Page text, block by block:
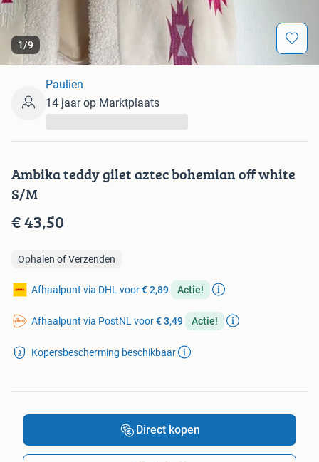
1/9
Ambika teddy gilet aztec bohemian off white
S/M
€ 43,50
Ophalen of Verzenden
Afhaalpunt via DHL voor€ 2,89 Actie!
Afhaalpunt via PostNL voor€ 3,49 Actie!
Kopersbescherming beschikbaar
Paulien
14 jaar op Marktplaats
Direct kopen